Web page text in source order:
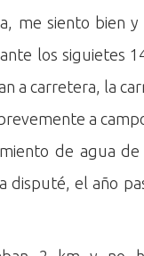
me siento bien
los siguietes
a carretera, la
a
de agua de
disputé, el año